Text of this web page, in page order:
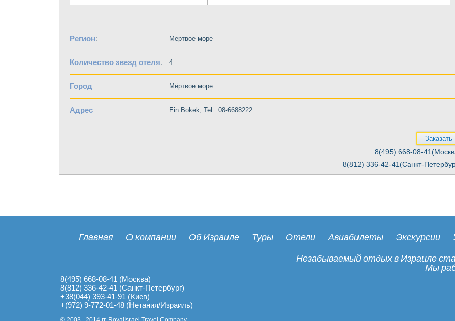
Регион: Мертвое море
Количество звезд отеля: 4
Город: Мёртвое море
Адрес: Ein Bokek, Tel.: 08-6688222
Заказать
8(495) 668-08-
8(812) 336-42-41(Санкт-
Главная О компании Об Израиле Туры Отели Авиабилеты Экскурсии
Незабываемый отдых в Израиле
Мы
8(495) 668-08-41 (Москва)
8(812) 336-42-41 (Санкт-Петербург)
+38(044) 393-41-91 (Киев)
+(972) 9-772-01-48 (Нетания/Израиль)